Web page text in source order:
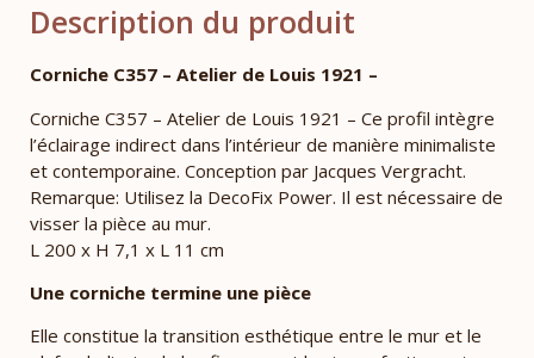
Description du produit
Corniche C357 – Atelier de Louis 1921 –
Corniche C357 – Atelier de Louis 1921 – Ce profil intègre
l’éclairage indirect dans l’intérieur de manière minimaliste
et contemporaine. Conception par Jacques Vergracht.
Remarque: Utilisez la DecoFix Power. Il est nécessaire de
visser la pièce au mur.
L 200 x H 7,1 x L 11 cm
Une corniche termine une pièce
Elle constitue la transition esthétique entre le mur et le